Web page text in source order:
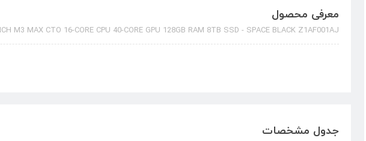
معرفی محصول
M3 MAX CTO 16-CORE CPU 40-CORE GPU 128GB RAM 8TB SSD - SPACE BLACK Z1AF001AJ
جدول مشخصات